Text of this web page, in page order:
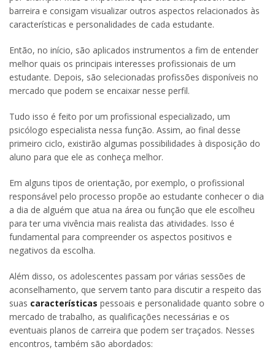
barreira e consigam visualizar outros aspectos relacionados às
características e personalidades de cada estudante.
Então, no início, são aplicados instrumentos a fim de entender
melhor quais os principais interesses profissionais de um
estudante. Depois, são selecionadas profissões disponíveis no
mercado que podem se encaixar nesse perfil.
Tudo isso é feito por um profissional especializado, um
psicólogo especialista nessa função. Assim, ao final desse
primeiro ciclo, existirão algumas possibilidades à disposição do
aluno para que ele as conheça melhor.
Em alguns tipos de orientação, por exemplo, o profissional
responsável pelo processo propõe ao estudante conhecer o dia
a dia de alguém que atua na área ou função que ele escolheu
para ter uma vivência mais realista das atividades. Isso é
fundamental para compreender os aspectos positivos e
negativos da escolha.
Além disso, os adolescentes passam por várias sessões de
aconselhamento, que servem tanto para discutir a respeito das
suas características pessoais e personalidade quanto sobre o
mercado de trabalho, as qualificações necessárias e os
eventuais planos de carreira que podem ser traçados. Nesses
encontros, também são abordados: